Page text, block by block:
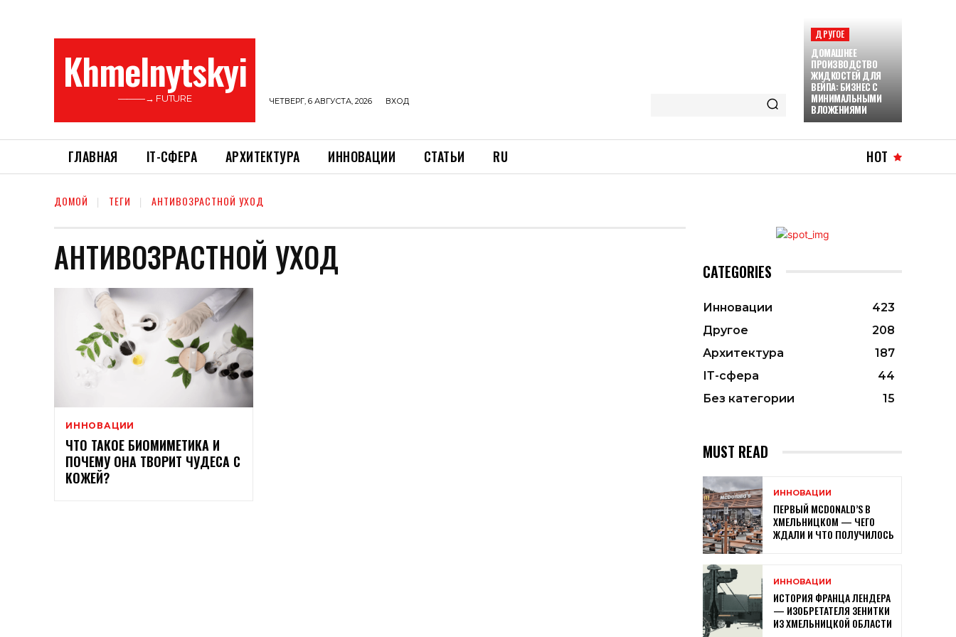
Khmelnytskyi
———→ FUTURE ЧЕТВЕРГ, 6 АВГУСТА, 2026 ВХОД
ДРУГОЕ
ДОМАШНЕЕ
ПРОИЗВОДСТВО
ЖИДКОСТЕЙ ДЛЯ
ВЕЙПА: БИЗНЕС С
МИНИМАЛЬНЫМИ
ВЛОЖЕНИЯМИ
ГЛАВНАЯ ІТ-СФЕРА АРХИТЕКТУРА ИННОВАЦИИ СТАТЬИ RU HOT
ДОМОЙ ТЕГИ АНТИВОЗРАСТНОЙ УХОД
АНТИВОЗРАСТНОЙ УХОД
ИННОВАЦИИ
ЧТО ТАКОЕ БИОМИМЕТИКА И
ПОЧЕМУ ОНА ТВОРИТ ЧУДЕСА С
КОЖЕЙ?
CATEGORIES
Инновации
423
Другое
208
Архитектура
187
ІТ-сфера
44
Без категории
15
MUST READ
ИННОВАЦИИ
ПЕРВЫЙ MCDONALD’S В
ХМЕЛЬНИЦКОМ — ЧЕГО
ЖДАЛИ И ЧТО ПОЛУЧИЛОСЬ
ИННОВАЦИИ
ИСТОРИЯ ФРАНЦА ЛЕНДЕРА
— ИЗОБРЕТАТЕЛЯ ЗЕНИТКИ
ИЗ ХМЕЛЬНИЦКОЙ ОБЛАСТИ